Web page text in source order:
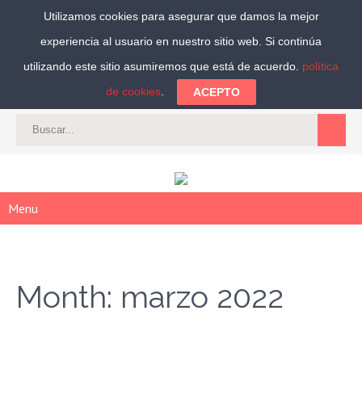
Síguenos:
CAT-ES| ACCEDER | REGISTRARSE
Menu
Month: marzo 2022
Utilizamos cookies para asegurar que damos la mejor
experiencia al usuario en nuestro sitio web. Si continúa
utilizando este sitio asumiremos que está de acuerdo. política
de cookies
ACEPTO